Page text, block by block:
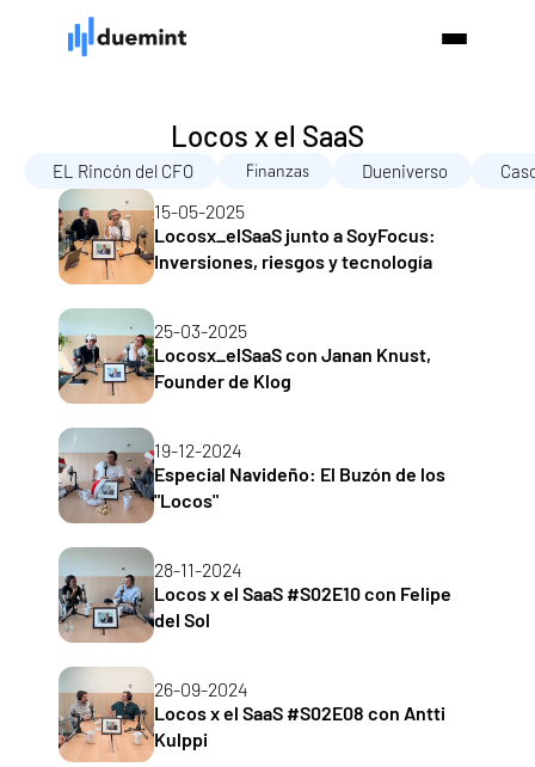
Locos x el SaaS
EL Rincón del CFO Finanzas Dueniverso
15-05-2025
Locosx_elSaaS junto a SoyFocus:
Inversiones, riesgos y tecnología
25-03-2025
Locosx_elSaaS con Janan Knust,
Founder de Klog
19-12-2024
Especial Navideño: El Buzón de los
"Locos"
28-11-2024
Locos x el SaaS #S02E10 con Felipe
del Sol
26-09-2024
Locos x el SaaS #S02E08 con Antti
Kulppi